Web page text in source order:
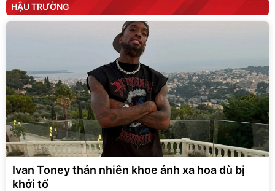
HẬU TRƯỜNG
Ivan Toney thản nhiên khoe ảnh xa hoa dù bị
khởi tố